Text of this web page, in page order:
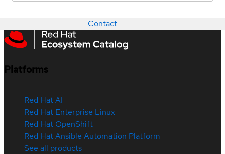
Contact
Platforms
Red Hat AI
Red Hat Enterprise Linux
Red Hat OpenShift
Red Hat Ansible Automation Platform
See all products